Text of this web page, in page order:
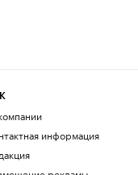
информация